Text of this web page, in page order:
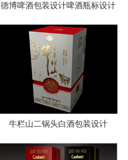
德博啤酒包装设计啤酒瓶标设计
牛栏山二锅头白酒包装设计